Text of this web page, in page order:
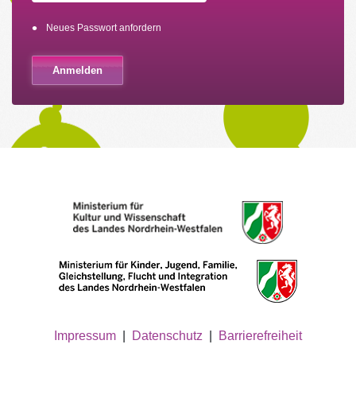
Neues Passwort anfordern
Impressum Datenschutz Barrierefreiheit